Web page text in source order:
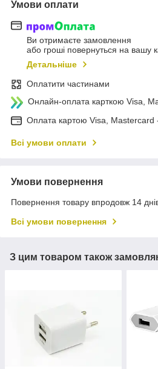
Умови оплати
Ви отримаєте замовлення
або гроші повернуться на вашу
Детальніше
Оплатити частинами
Онлайн-оплата карткою Visa,
Оплата картою Visa, Mastercard
Всі умови оплати
Умови повернення
Повернення товару впродовж 14
Всі умови повернення
З цим товаром також